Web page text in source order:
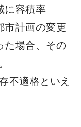
に容積率
市計画の変更
た場合、その
不適格といえ